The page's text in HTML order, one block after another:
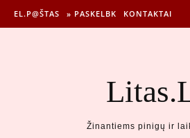
EL.P@ŠTAS » PASKELBK KONTAKTAI
Žinantiems pinigų ir